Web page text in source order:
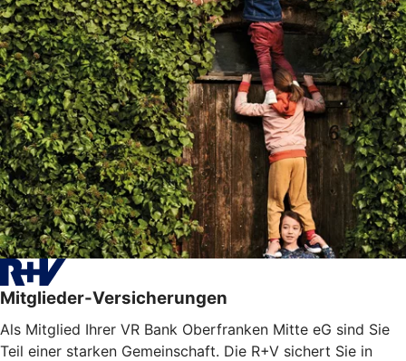
Mitglieder-Versicherungen
Als Mitglied Ihrer VR Bank Oberfranken Mitte eG sind Sie
Teil einer starken Gemeinschaft. Die R+V sichert Sie in